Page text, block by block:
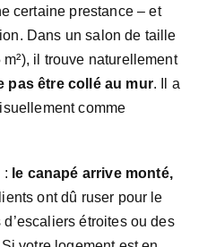
certaine prestance – et
Dans un salon de taille
il trouve naturellement
pas être collé au mur. Il a
comme
: le canapé arrive monté,
ont dû ruser pour le
étroites ou des